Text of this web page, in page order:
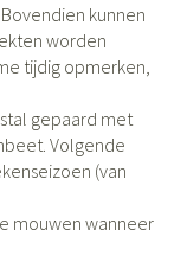
kunnen
worden
tijdig opmerken,
gepaard met
Volgende
(van
mouwen wanneer